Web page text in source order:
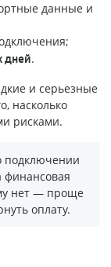
данные и
дней.
и серьезные
насколько
рисками.
подключении
финансовая
нет — проще
оплату.